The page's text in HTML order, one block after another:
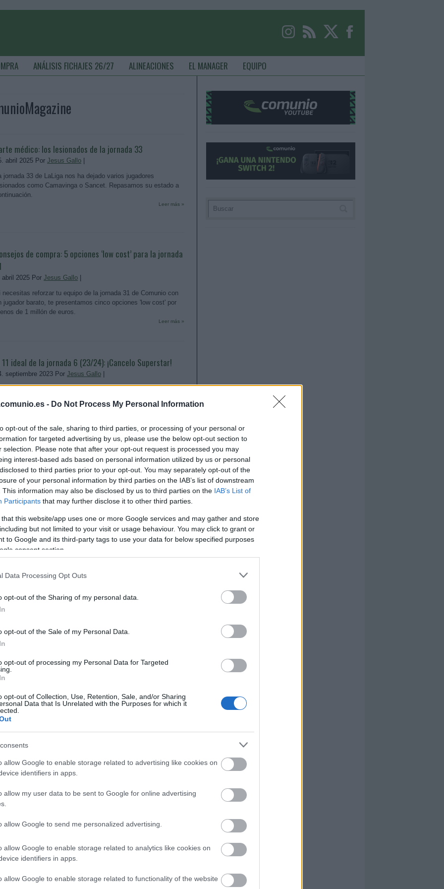
- Do Not Process My Personal Information
opt-out of the sale, sharing to third parties, or processing of your personal or
for targeted advertising by us, please use the below opt-out section to
selection. Please note that after your opt-out request is processed you may
interest-based ads based on personal information utilized by us or personal
to third parties prior to your opt-out. You may separately opt-out of the
of your personal information by third parties on the IAB’s list of downstream
This information may also be disclosed by us to third parties on the IAB’s List of
Participants that may further disclose it to other third parties.
that this website/app uses one or more Google services and may gather and store
but not limited to your visit or usage behaviour. You may click to grant or
to Google and its third-party tags to use your data for below specified purposes
consent section.
Data Processing Opt Outs
opt-out of the Sharing of my personal data.
opt-out of the Sale of my Personal Data.
opt-out of processing my Personal Data for Targeted
opt-out of Collection, Use, Retention, Sale, and/or Sharing
Data that Is Unrelated with the Purposes for which it
allow Google to enable storage related to advertising like cookies on
identifiers in apps.
allow my user data to be sent to Google for online advertising
allow Google to send me personalized advertising.
allow Google to enable storage related to analytics like cookies on
identifiers in apps.
allow Google to enable storage related to functionality of the website
ANÁLISIS FICHAJES 26/27 ALINEACIONES EL MANAGER EQUIPO
médico: los lesionados de la jornada 33
abril 2025 Por Jesus Gallo
jornada 33 de LaLiga nos ha dejado varios jugadores
como Camavinga o Sancet. Repasamos su estado a
Leer más »
de compra: 5 opciones ‘low cost’ para la jornada
abril 2025 Por Jesus Gallo
necesitas reforzar tu equipo de la jornada 31 de Comunio con
jugador barato, te presentamos cinco opciones 'low cost' por
de 1 millón de euros.
Leer más »
11 ideal de la jornada 6 (23/24): ¡Cancelo Superstar!
septiembre 2023 Por Jesus Gallo
Leer más »
pujar! Cuatro triunfadores de la jornada 6 por menos
3 millones
septiembre 2023 PorJesus Gallo|
de 3 millones de valor de mercado y 8 o más puntos en la
6. Estos cuatro jugadores podrían revalorizarse en los
días.
de compra: cuatro fichajes ‘low cost’ para la
agosto 2023 PorJesus Gallo|
millón de euros. ¡A por ellos si aparecen en el mercado de tu
pujar! Cuatro ganadores de la jornada 16
enero 2023 PorJesus Gallo|
cuatro futbolistas fueron algunos de los ganadores de la
16 de Comunio tras sumar 8 o más puntos pese a tener
días podrían revalorizarse!
pujar! Cuatro ganadores de la jornada 33 Comunio
de 4 millones de valor de mercado y 8 o más puntos.
33 de Comunio y podrían revalorizarse en los próximos